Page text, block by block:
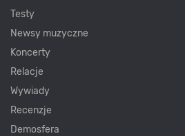
Testy
Newsy muzyczne
Koncerty
Relacje
Wywiady
Recenzje
Demosfera